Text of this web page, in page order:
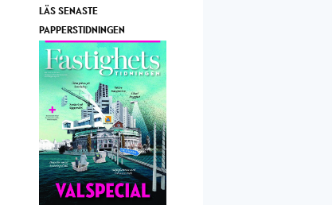
LÄS SENASTE
PAPPERSTIDNINGEN